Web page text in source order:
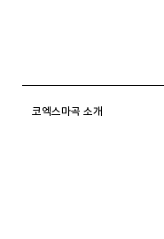
코엑스마곡 소개